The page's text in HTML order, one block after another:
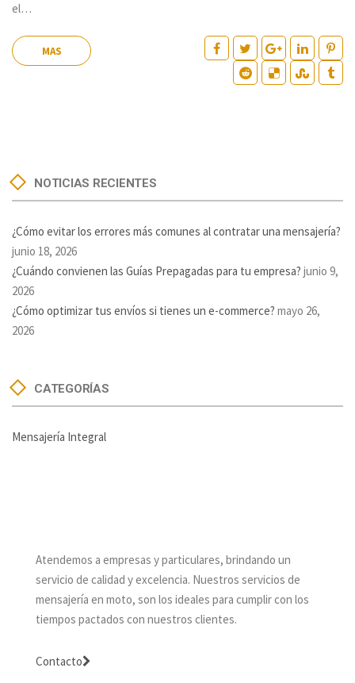
el…
MAS
NOTICIAS RECIENTES
¿Cómo evitar los errores más comunes al contratar una mensajería?
junio 18, 2026
¿Cuándo convienen las Guías Prepagadas para tu empresa? junio 9,
2026
¿Cómo optimizar tus envíos si tienes un e-commerce? mayo 26,
2026
CATEGORÍAS
Mensajería Integral
Atendemos a empresas y particulares, brindando un
servicio de calidad y excelencia. Nuestros servicios de
mensajería en moto, son los ideales para cumplir con los
tiempos pactados con nuestros clientes.
Contacto